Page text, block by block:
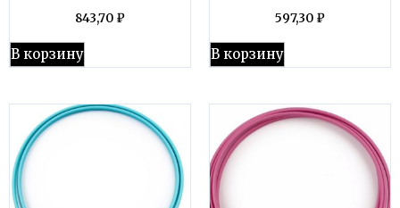
843,70 ₽
В корзину
597,30 ₽
В корзину